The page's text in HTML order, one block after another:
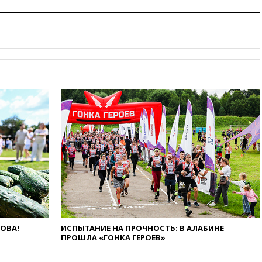
запустить групповые
12:36Экспорт растворимого
кофе из России достиг
12:30Российские войска
взяли под контроль село
Анискино в Харьковской
области
12:15Минцифры РФ не
планирует вводить
ограничения на доступ детей
в соцсети
11:58Резаи: Иран не допустит
открытия второго маршрута в
Ормузском проливе
11:48Жители Москвы и
Подмосковья сообщили о
ИСПЫТАНИЕ НА ПРОЧНОСТЬ: В АЛАБИНЕ
ПРОШЛА «ГОНКА ГЕРОЕВ»